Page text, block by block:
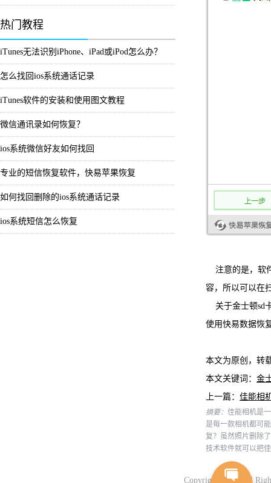
热门教程
iTunes无法识别iPhone、iPad或iPod怎么办？
怎么找回ios系统通话记录
iTunes软件的安装和使用图文教程
微信通讯录如何恢复？
ios系统微信好友如何找回
专业的短信恢复软件，快易苹果恢复
如何找回删除的ios系统通话记录
ios系统短信怎么恢复
注意的是，软
容，所以可以在
关于金士顿sd
使用快易数据恢
本文为原创，转
本文关键词： 金
上一篇： 佳能相
摘要： 佳能相机是
是每一款相机都可
复？虽然照片删除
技术软件就可以把佳
Copyright 2018. All